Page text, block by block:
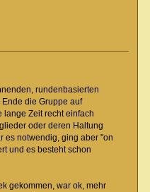
rundenbasierten
Ende die Gruppe auf
lange Zeit recht einfach
oder deren Haltung
es notwendig, ging aber "on
und es besteht schon
gekommen, war ok, mehr